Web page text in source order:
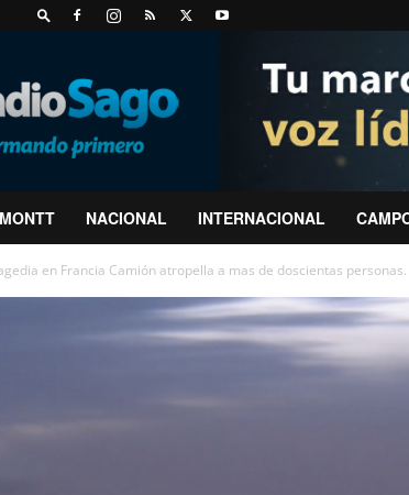
NACIONAL INTERNACIONAL
en Francia Camión atropella a mas de doscientas personas.